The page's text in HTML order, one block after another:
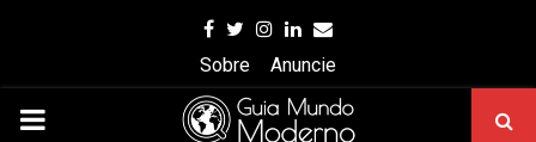
Facebook
Twitter
Instagram
Linkedin
Email
Sobre
Anuncie
PRIMARY